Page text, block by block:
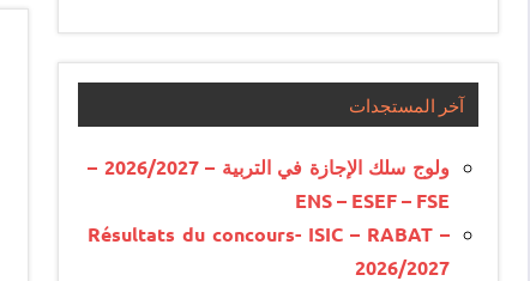
آخر المستجدات
ولوج سلك الإجازة في التربية – 2026/2027 –
ENS – ESEF – FSE
Résultats du concours- ISIC – RABAT –
2026/2027